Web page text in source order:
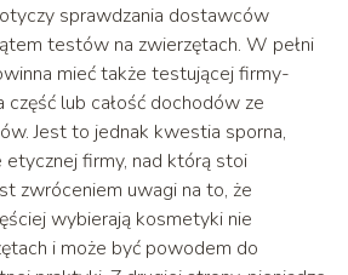
sprawdzania dostawców
testów na zwierzętach. W pełni
mieć także testującej firmy-
lub całość dochodów ze
Jest to jednak kwestia sporna,
firmy, nad którą stoi
zwróceniem uwagi na to, że
wybierają kosmetyki nie
i może być powodem do